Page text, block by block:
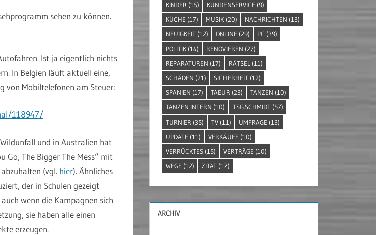
sehen zu können.
Ist ja eigentlich nichts
In Belgien läuft aktuell eine,
von Mobiltelefonen am Steuer:
und in Australien hat
Go, The Bigger The Mess” mit
(vgl. hier). Ähnliches
der in Schulen gezeigt
wenn die Kampagnen sich
sie haben alle einen
erzeugen.
KINDER (15) KUNDENSERVICE (9)
KÜCHE (17) MUSIK(20) NACHRICHTEN (13)
NEUIGKEIT(12) ONLINE (29) PC (39)
POLITIK(14) RENOVIEREN (27)
REPARATUREN (17) RÄTSEL (11)
SCHÄDEN (21) SICHERHEIT(12)
SPANIEN (17) TAEUR(23) TANZEN (10)
TANZEN INTERN (10) TSG.SCHMIDT(57)
TURNIER (35) TV(11) UMFRAGE (13)
UPDATE (11) VERKÄUFE (10)
VERRÜCKTES(15) VERTRÄGE (10)
WEGE (12) ZITAT(17)
ARCHIV